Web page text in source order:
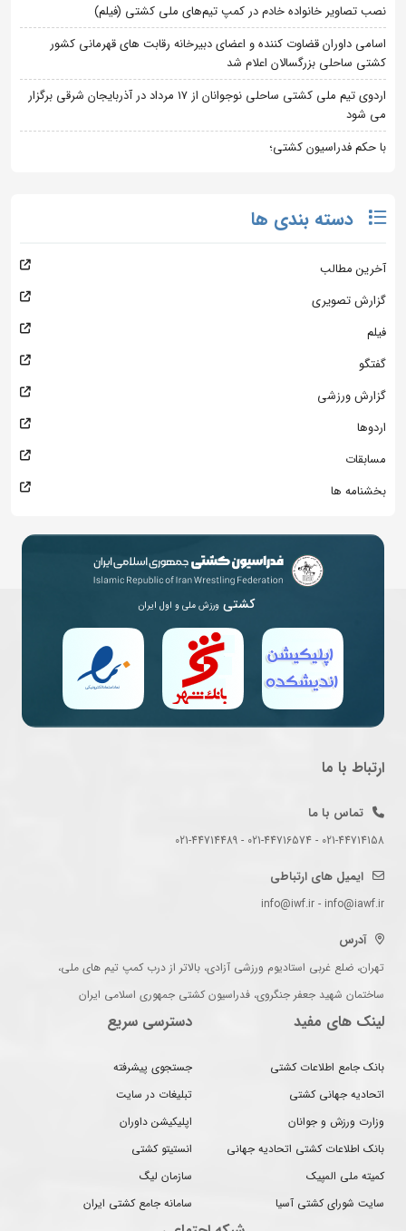
نصب تصاویر خانواده خادم در کمپ تیم‌های ملی کشتی (فیلم)
اسامی داوران قضاوت کننده و اعضای دبیرخانه رقابت های قهرمانی کشور
کشتی ساحلی بزرگسالان اعلام شد
اردوی تیم ملی کشتی ساحلی نوجوانان از 17 مرداد در آذربایجان شرقی برگزار
می شود
با حکم فدراسیون کشتی؛
دسته بندی ها
آخرین مطالب
گزارش تصویری
فیلم
گفتگو
گزارش ورزشی
اردوها
مسابقات
بخشنامه ها
کشتی ورزش ملی و اول ایران
ارتباط با ما
تماس با ما
021-44714158 - 021-44716574 - 021-44714489
ایمیل های ارتباطی
info@iwf.ir - info@iawf.ir
آدرس
تهران، ضلع غربی استادیوم ورزشی آزادی، بالاتر از درب کمپ تیم های ملی،
ساختمان شهید جعفر جنگروی، فدراسیون کشتی جمهوری اسلامی ایران
لینک های مفید
بانک جامع اطلاعات کشتی
اتحادیه جهانی کشتی
وزارت ورزش و جوانان
بانک اطلاعات کشتی اتحادیه جهانی
کمیته ملی المپیک
سایت شورای کشتی آسیا
دسترسی سریع
جستجوی پیشرفته
تبلیغات در سایت
اپلیکیشن داوران
انستیتو کشتی
سازمان لیگ
سامانه جامع کشتی ایران